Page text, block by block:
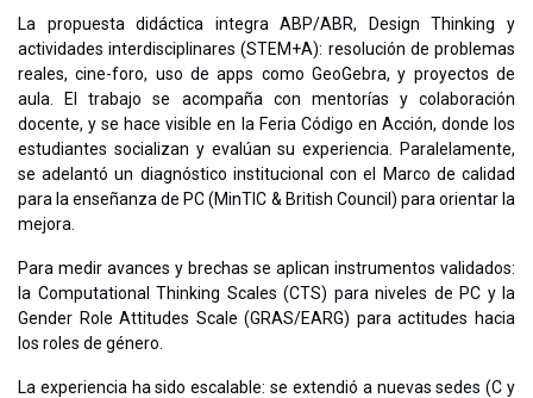
La propuesta didáctica integra ABP/ABR, Design Thinking y
actividades interdisciplinares (STEM+A): resolución de problemas
reales, cine-foro, uso de apps como GeoGebra, y proyectos de
aula. El trabajo se acompaña con mentorías y colaboración
docente, y se hace visible en la Feria Código en Acción, donde los
estudiantes socializan y evalúan su experiencia. Paralelamente,
se adelantó un diagnóstico institucional con el Marco de calidad
para la enseñanza de PC (MinTIC & British Council) para orientar la
mejora.
Para medir avances y brechas se aplican instrumentos validados:
la Computational Thinking Scales (CTS) para niveles de PC y la
Gender Role Attitudes Scale (GRAS/EARG) para actitudes hacia
los roles de género.
La experiencia ha sido escalable: se extendió a nuevas sedes (C y